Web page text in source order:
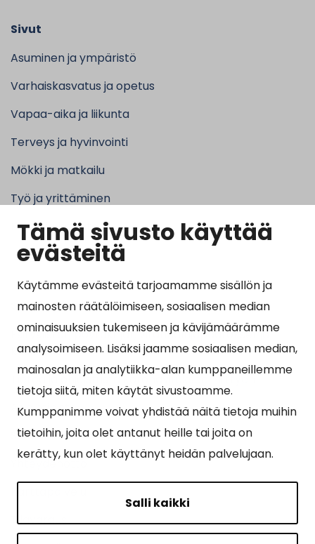
Tämä sivusto käyttää
evästeitä
Käytämme evästeitä tarjoamamme sisällön ja
mainosten räätälöimiseen, sosiaalisen median
ominaisuuksien tukemiseen ja kävijämäärämme
analysoimiseen. Lisäksi jaamme sosiaalisen median,
mainosalan ja analytiikka-alan kumppaneillemme
tietoja siitä, miten käytät sivustoamme.
Kumppanimme voivat yhdistää näitä tietoja muihin
tietoihin, joita olet antanut heille tai joita on
kerätty, kun olet käyttänyt heidän palvelujaan.
Salli kaikki
Sivut
Asuminen ja ympäristö
Varhaiskasvatus ja opetus
Vapaa-aika ja liikunta
Terveys ja hyvinvointi
Mökki ja matkailu
Työ ja yrittäminen
Kunta ja hallinto
Suosituimmat sivut
Esityslistat, pöytäkirjat, viranhaltijapäätökset ja
kuulutukset
Tietoa ja ohjeistusta koronavirukseen liittyen
Asiointipiste
Sähköinen asiointi
Yhteydenotto
Tilavaraus